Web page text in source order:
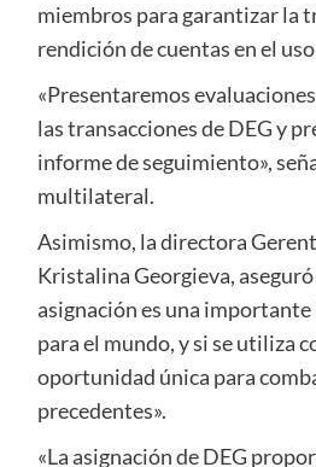
miembros para garantizar la
rendición de cuentas en el
«Presentaremos
las transacciones de DEG y
informe de seguimiento»,
multilateral.
Asimismo, la directora
Kristalina Georgieva, aseguró
asignación es una
para el mundo, y si se utiliza
oportunidad única para
precedentes».
«La asignación de DEG